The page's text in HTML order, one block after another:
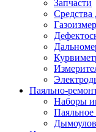
Запчасти
Паяльно-
Наборы
Паяльное